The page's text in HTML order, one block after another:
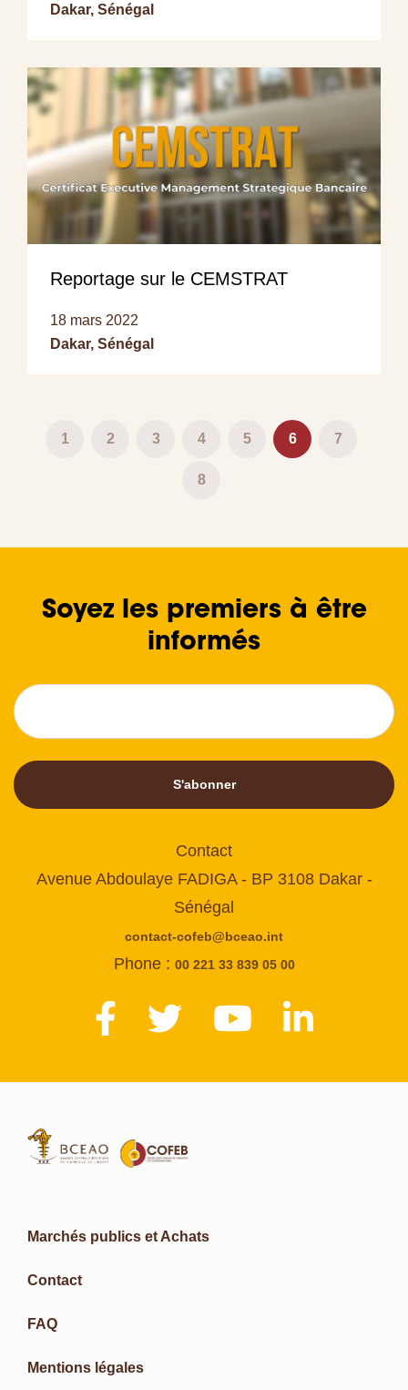
Dakar, Sénégal
Reportage sur le CEMSTRAT
18 mars 2022
Dakar, Sénégal
Page
1 Page
2 Page
3 Page
4 Page
5 Page
6 Page
7
Page
8
Soyez les premiers à être
informés
S'abonner
Contact
Avenue Abdoulaye FADIGA - BP 3108 Dakar -
Sénégal
contact-cofeb@bceao.int
Phone : 00 221 33 839 05 00
Marchés publics et Achats
Contact
FAQ
Mentions légales